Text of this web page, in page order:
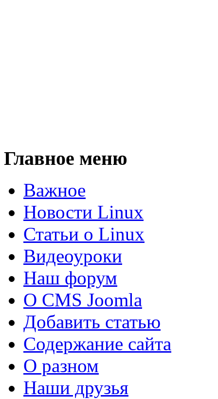
Главное меню
Важное
Новости Linux
Статьи о Linux
Видеоуроки
Наш форум
О CMS Joomla
Добавить статью
Содержание сайта
О разном
Наши друзья